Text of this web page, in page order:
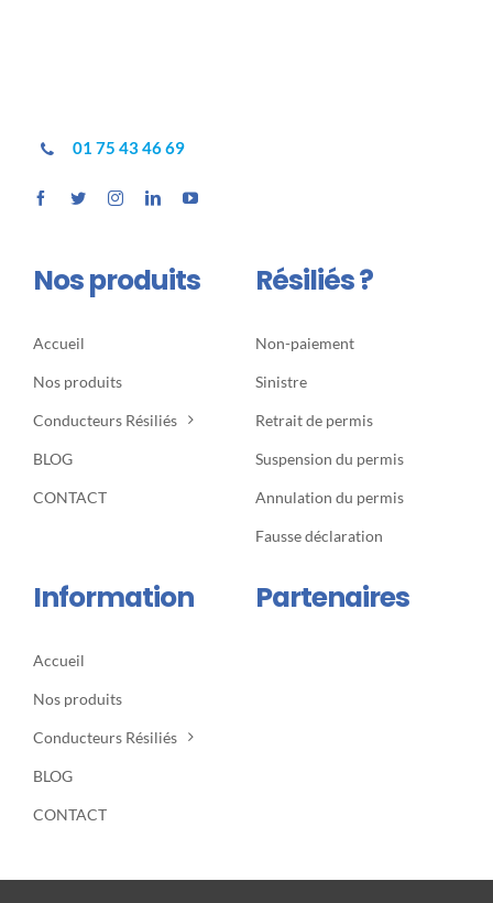
01 75 43 46 69
Nos produits
Accueil
Nos produits
Conducteurs Résiliés
BLOG
CONTACT
Résiliés ?
Non-paiement
Sinistre
Retrait de permis
Suspension du permis
Annulation du permis
Fausse déclaration
Information
Accueil
Nos produits
Conducteurs Résiliés
BLOG
CONTACT
Partenaires